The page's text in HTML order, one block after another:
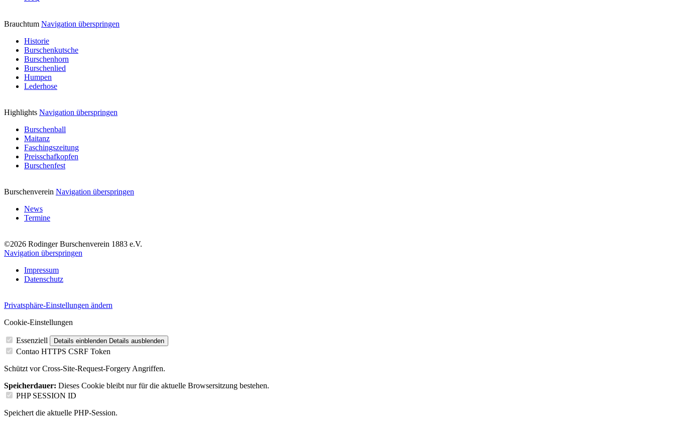
Brauchtum Navigation überspringen
Historie
Burschenkutsche
Burschenhorn
Burschenlied
Humpen
Lederhose
Highlights Navigation überspringen
Burschenball
Maitanz
Faschingszeitung
Preisschafkopfen
Burschenfest
Burschenverein Navigation überspringen
News
Termine
©2026 Rodinger Burschenverein 1883 e.V.
Navigation überspringen
Impressum
Datenschutz
Privatsphäre-Einstellungen ändern
Cookie-Einstellungen
Essenziell Details einblenden Details ausblenden
Contao HTTPS CSRF Token
Schützt vor Cross-Site-Request-Forgery Angriffen.
Speicherdauer: Dieses Cookie bleibt nur für die aktuelle Browsersitzung bestehen.
PHP SESSION ID
Speichert die aktuelle PHP-Session.